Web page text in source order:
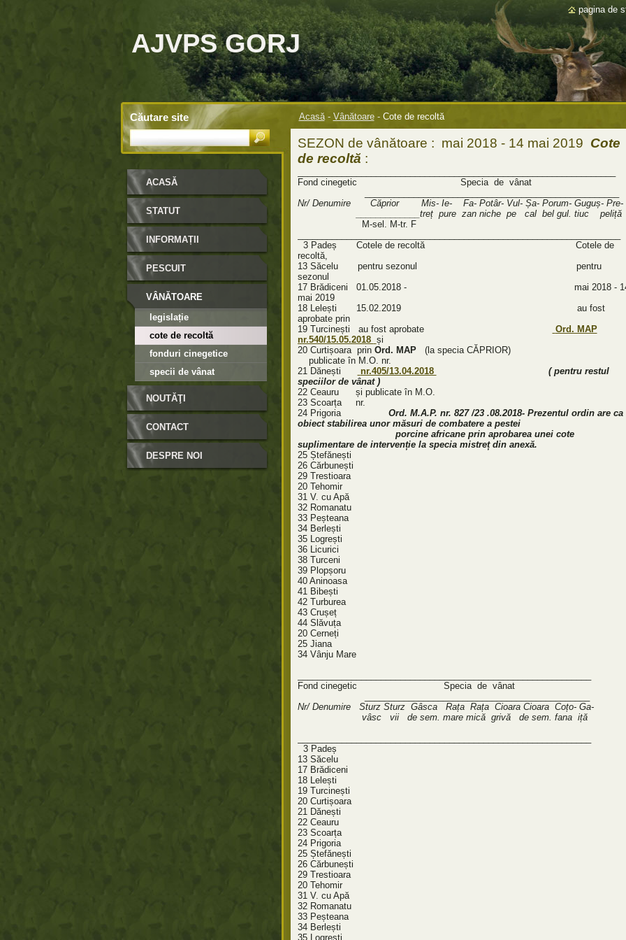
AJVPS GORJ
Acasă - Vânătoare - Cote de recoltă
SEZON de vânătoare : mai 2018 - 14 mai 2019 Cote
de recoltă :
Fond cinegetic Specia de vânat
Nr/ Denumire Căprior Mis- Ie- Fa- Potâr- Vul- Șa- Porum- Guguș-
_____________treț pure zan niche pe cal bel gul. tiuc peliță
M-sel. M-tr. F
3 Padeș Cotele de recoltă Cotele de
recoltă,
13 Săcelu pentru sezonul pentru
sezonul
17 Brădiceni 01.05.2018 - mai 2018 -
mai 2019
18 Lelești 15.02.2019 au fost
aprobate prin
19 Turcinești au fost aprobate
Ord. MAP
nr.540/15.05.2018 și
20 Curtișoara prin Ord. MAP(la specia
publicate în M.O. nr.
21 Dănești
nr.405/13.04.2018
( pentru restul
speciilor de vânat )
22 Ceauru și publicate în M.O.
23 Scoarța nr.
24 Prigoria
Ord. M.A.P. nr. 827 /23 .08.2018- Prezentul ordin are ca
obiect stabilirea unor măsuri de combatere a
porcine africane prin aprobarea unei cote
suplimentare de intervenție la specia mistreț din anexă.
25 Ștefănești
26 Cărbunești
29 Trestioara
20 Tehomir
31 V. cu Apă
32 Romanatu
33 Peșteana
34 Berlești
35 Logrești
36 Licurici
38 Turceni
39 Plopșoru
40 Aninoasa
41 Bibești
42 Turburea
43 Crușeț
44 Slăvuța
20 Cerneți
25 Jiana
34 Vânju Mare
Fond cinegetic Specia de vânat
Nr/ Denumire Sturz Sturz Gâsca Rața Rața Cioara Cioara Coțo- Ga-
vâsc vii de sem. mare mică grivă de sem. fana iță
3 Padeș
13 Săcelu
17 Brădiceni
18 Lelești
19 Turcinești
20 Curtișoara
21 Dănești
22 Ceauru
23 Scoarța
24 Prigoria
25 Ștefănești
26 Cărbunești
29 Trestioara
20 Tehomir
31 V. cu Apă
32 Romanatu
33 Peșteana
34 Berlești
35 Logrești
ACASĂ
STATUT
INFORMAȚII
PESCUIT
VÂNĂTOARE
legislație
cote de recoltă
fonduri cinegetice
specii de vânat
NOUTĂŢI
CONTACT
DESPRE NOI
Căutare site
pagina de